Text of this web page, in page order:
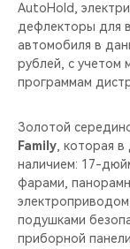
AutoHold,
дефлекторы для
автомобиля в
рублей, с учетом
программам
Золотой
Family , которая
наличием: 17-
фарами,
подушками
приборной